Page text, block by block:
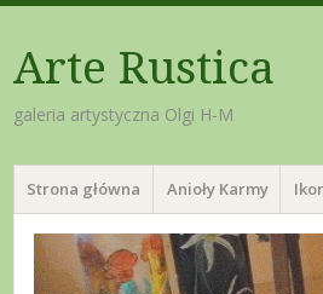
Arte Rustica
galeria artystyczna Olgi H-M
Menu
Skip
to
content
Strona główna Anioły Karmy